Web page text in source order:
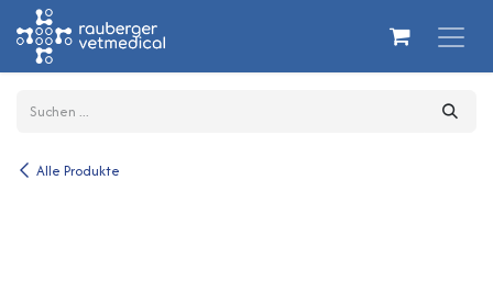
Zum Inhalt springen
Alle Produkte